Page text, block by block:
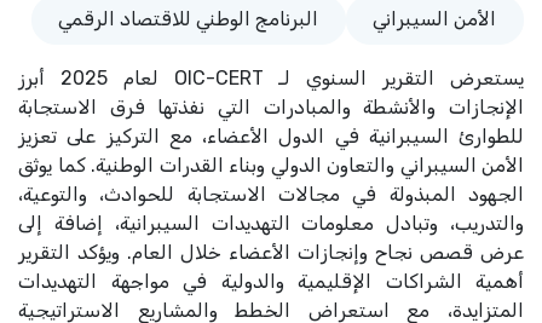
الأمن السيبراني البرنامج الوطني للاقتصاد الرقمي
يستعرض التقرير السنوي لـ OIC-CERT لعام 2025 أبرز
الإنجازات والأنشطة والمبادرات التي نفذتها فرق الاستجابة
للطوارئ السيبرانية في الدول الأعضاء، مع التركيز على تعزيز
الأمن السيبراني والتعاون الدولي وبناء القدرات الوطنية. كما يوثق
الجهود المبذولة في مجالات الاستجابة للحوادث، والتوعية،
والتدريب، وتبادل معلومات التهديدات السيبرانية، إضافة إلى
عرض قصص نجاح وإنجازات الأعضاء خلال العام. ويؤكد التقرير
أهمية الشراكات الإقليمية والدولية في مواجهة التهديدات
المتزايدة، مع استعراض الخطط والمشاريع الاستراتيجية